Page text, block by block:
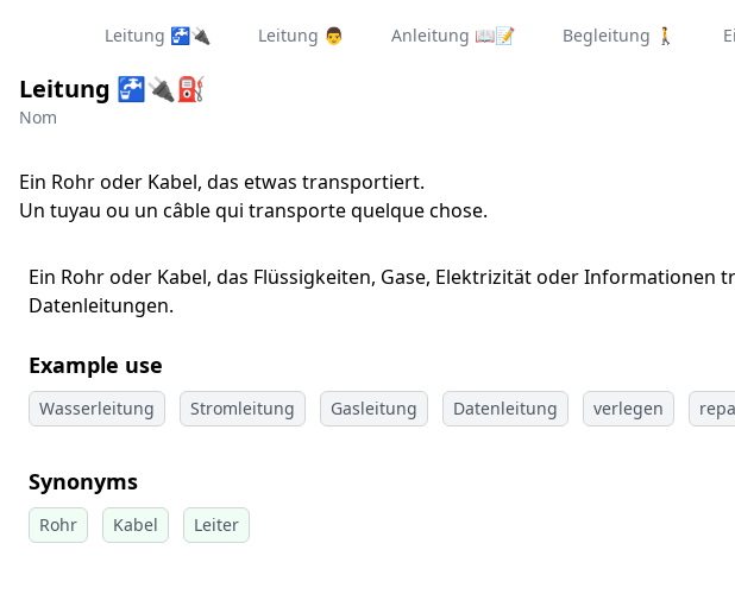
Leitung 🚰🔌 Leitung 👨‍ Anleitung 📖📝 Begleitung 🚶‍
Leitung 🚰🔌⛽
Nom
Ein Rohr oder Kabel, das etwas transportiert.
Un tuyau ou un câble qui transporte quelque chose.
Ein Rohr oder Kabel, das Flüssigkeiten, Gase, Elektrizität oder
Datenleitungen.
Example use
Wasserleitung Stromleitung Gasleitung Datenleitung verlegen
Synonyms
Rohr Kabel Leiter